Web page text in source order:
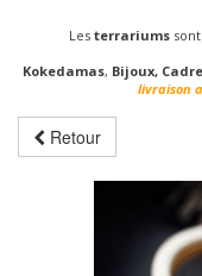
Lesterrariums
Kokedamas, Bijoux,
livraison
Retour